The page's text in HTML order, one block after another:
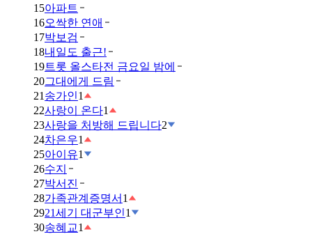
15아파트
16오싹한 연애
17박보검
18내일도 출근!
19트롯 올스타전 금요일 밤에
20그대에게 드림
21 송가인1
22사랑이 온다1
23사랑을 처방해 드립니다2
24차은우1
25아이유1
26수지
27박서진
28가족관계증명서 1
2921세기 대군부인1
30송혜교1